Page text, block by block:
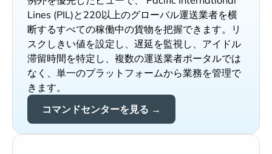
と220以上のグローバル運送業者を横
断するすべての稼働中の貨物を把握できます。リ
スクしきい値を設定し、遅延を監視し、アイドル
滞留時間を特定し、複数の運送業者ポータルでは
なく、単一のプラットフォームから業務を管理で
きます。
コマンドセンターを見る →